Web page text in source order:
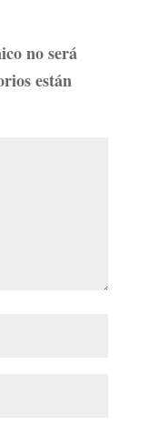
no será
están